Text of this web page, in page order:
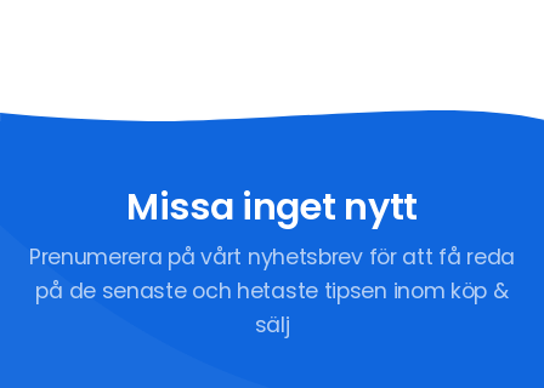
Missa inget nytt
Prenumerera på vårt nyhetsbrev för att få reda
på de senaste och hetaste tipsen inom köp &
sälj